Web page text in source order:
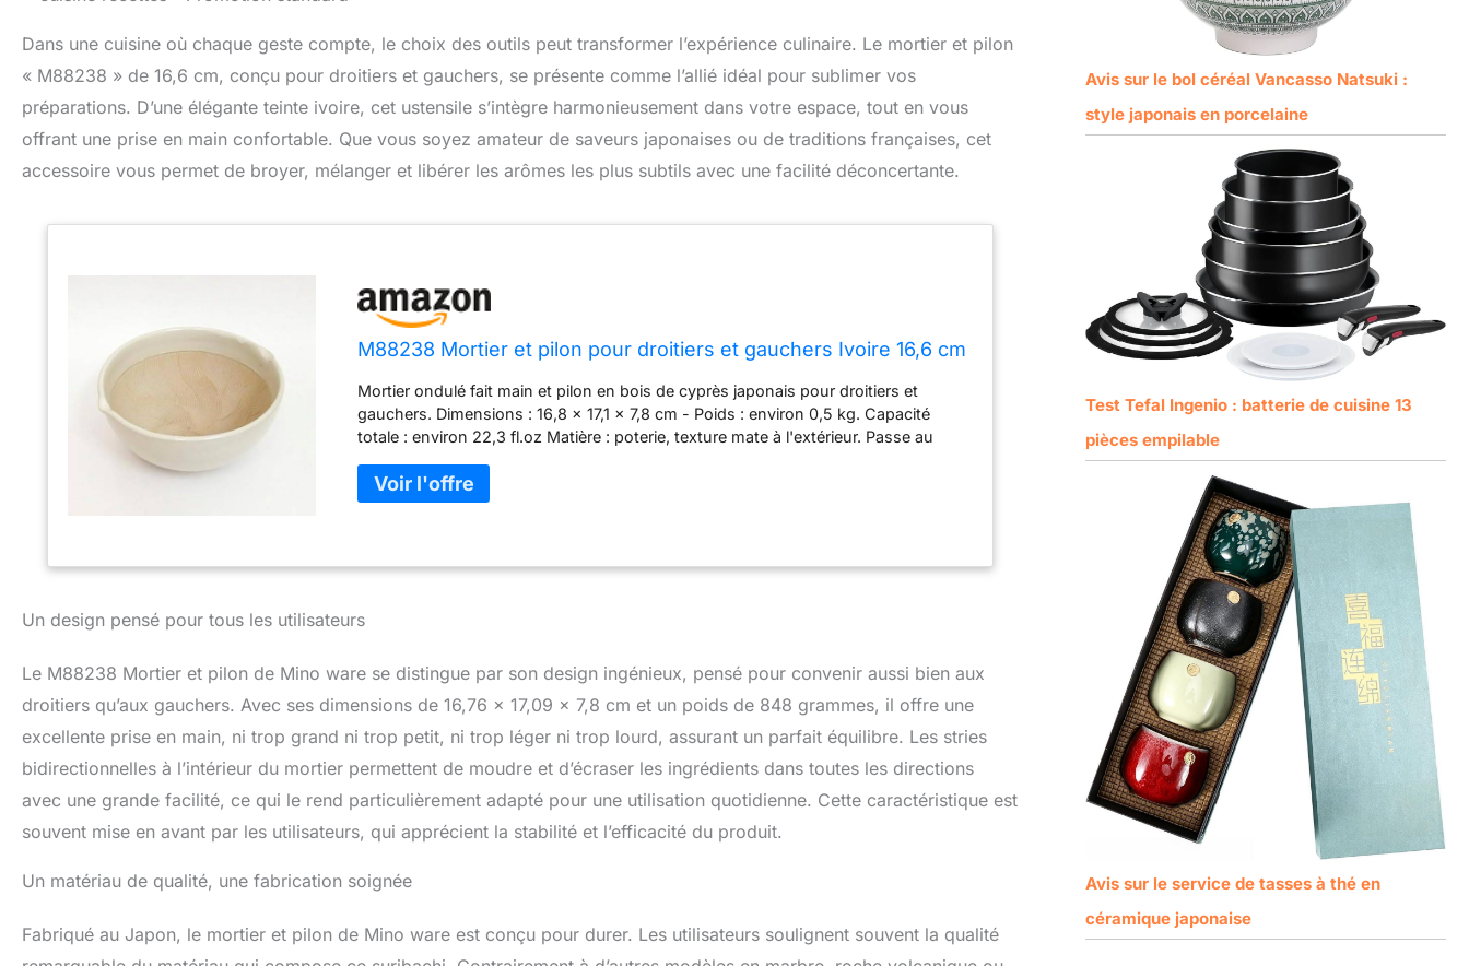
Dans une cuisine où chaque geste compte, le choix des outils peut transformer l’expérience culinaire. Le mortier et pilon
« M88238 » de 16,6 cm, conçu pour droitiers et gauchers, se présente comme l’allié idéal pour sublimer vos
préparations. D’une élégante teinte ivoire, cet ustensile s’intègre harmonieusement dans votre espace, tout en vous
offrant une prise en main confortable. Que vous soyez amateur de saveurs japonaises ou de traditions françaises, cet
accessoire vous permet de broyer, mélanger et libérer les arômes les plus subtils avec une facilité déconcertante.
M88238 Mortier et pilon pour droitiers et gauchers Ivoire 16,6 cm
Mortier ondulé fait main et pilon en bois de cyprès japonais pour droitiers et
gauchers. Dimensions : 16,8 x 17,1 x 7,8 cm - Poids : environ 0,5 kg. Capacité
totale : environ 22,3 fl.oz Matière : poterie, texture mate à l'extérieur. Passe au
original a été conçu par la poterie japonaise, Yamagata Touen, qui a une grande
histoire depuis 1794. La septième génération, Tomoya Kato, a inventé ce mortier
rend facile et rapide à broyer. Les aliments peuvent être moulus avec plus de
également parfait pour les personnes âgées ou ceux qui veulent minimiser le
ingrédients sur le fond lors du broyage et avoir une friction plus forte, ce qui le
rend plus facile et plus rapide à broyer. En outre, les mortiers sont généralement
conçus pour les droitiers car ils nécessitent un broyage dans le sens des aiguilles
d'une montre, mais les stries ondulées peuvent être broyées dans les deux sens.
La taille est parfaite pour broyer les graines de sésame, les ignames chinoises, les
herbes et plus encore.
Un design pensé pour tous les utilisateurs
Le M88238 Mortier et pilon de Mino ware se distingue par son design ingénieux, pensé pour convenir aussi bien aux
droitiers qu’aux gauchers. Avec ses dimensions de 16,76 x 17,09 x 7,8 cm et un poids de 848 grammes, il offre une
excellente prise en main, ni trop grand ni trop petit, ni trop léger ni trop lourd, assurant un parfait équilibre. Les stries
bidirectionnelles à l’intérieur du mortier permettent de moudre et d’écraser les ingrédients dans toutes les directions
avec une grande facilité, ce qui le rend particulièrement adapté pour une utilisation quotidienne. Cette caractéristique est
souvent mise en avant par les utilisateurs, qui apprécient la stabilité et l’efficacité du produit.
Un matériau de qualité, une fabrication soignée
Fabriqué au Japon, le mortier et pilon de Mino ware est conçu pour durer. Les utilisateurs soulignent souvent la qualité
Avis sur le bol céréal Vancasso Natsuki :
style japonais en porcelaine
Test Tefal Ingenio : batterie de cuisine 13
pièces empilable
Avis sur le service de tasses à thé en
céramique japonaise